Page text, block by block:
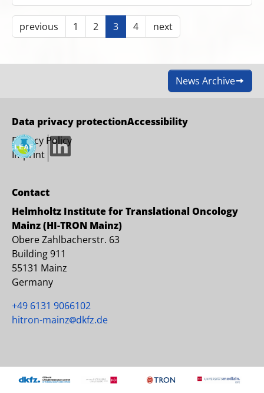
previous 1 2 3 4 next
News Archive
Data privacy protection
Privacy Policy
Imprint
Accessibility
LinkedIn
Contact
Helmholtz Institute for Translational Oncology
Mainz (HI-TRON Mainz)
Obere Zahlbacherstr. 63
Building 911
55131 Mainz
Germany
+49 6131 9066102
hitron-mainz dkfz.de
Copyright © 2023 HI-TRON Mainz